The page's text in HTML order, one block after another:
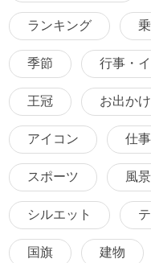
ランキング
季節 行事・
王冠 お出かけ
アイコン 仕事
スポーツ 風景
シルエット
国旗 建物